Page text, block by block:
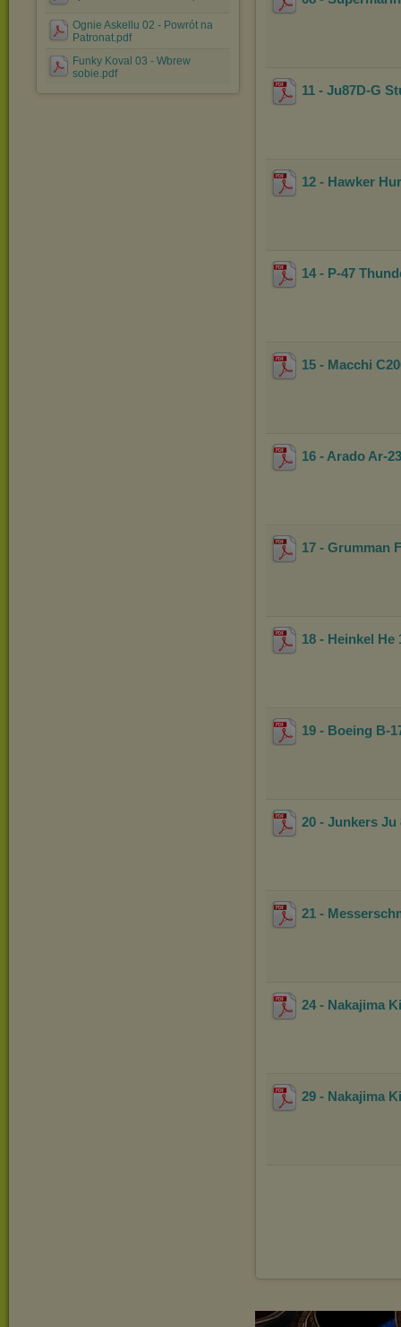
Ognie Askellu 02 - Powrót na
Patronat.pdf
Funky Koval 03 - Wbrew
sobie.pdf
11 - Ju87D-G
12 - Hawker
14 - P-47
15 - Macchi
16 - Arado Ar-
17 - Grumman
18 - Heinkel He
19 - Boeing B-
20 - Junkers Ju
21 -
24 - Nakajima
29 - Nakajima